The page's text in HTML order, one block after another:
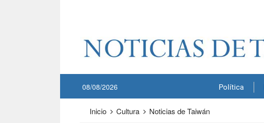
Política
08/08/2026
Inicio Cultura Noticias de Taiwán